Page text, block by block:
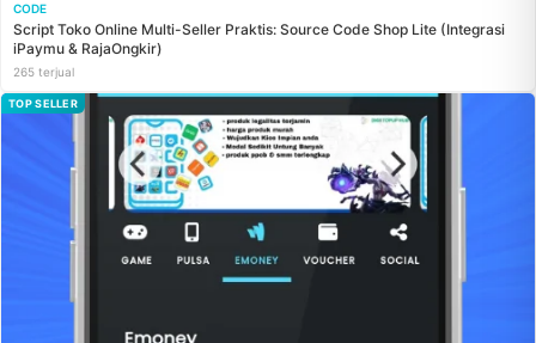
CODE
Script Toko Online Multi-Seller Praktis: Source Code Shop Lite (Integrasi
iPaymu & RajaOngkir)
265 terjual
TOP SELLER